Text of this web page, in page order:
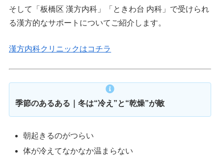
そして「板橋区 漢方内科」「ときわ台 内科」で受けられ
る漢方的なサポートについてご紹介します。
漢方内科クリニックはコチラ
季節のあるある｜冬は“冷え”と“乾燥”が敵
朝起きるのがつらい
体が冷えてなかなか温まらない